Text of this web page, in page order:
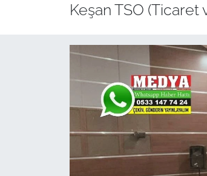
Keşan TSO (Ticaret
TARIM VE HAYVANCILIK